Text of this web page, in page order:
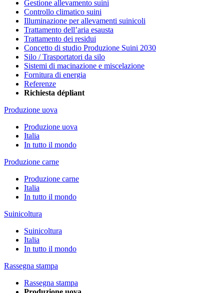
Gestione allevamento suini
Controllo climatico suini
Illuminazione per allevamenti suinicoli
Trattamento dell’aria esausta
Trattamento dei residui
Concetto di studio Produzione Suini 2030
Silo / Trasportatori da silo
Sistemi di macinazione e miscelazione
Fornitura di energia
Referenze
Richiesta dépliant
Produzione uova
Produzione uova
Italia
In tutto il mondo
Produzione carne
Produzione carne
Italia
In tutto il mondo
Suinicoltura
Suinicoltura
Italia
In tutto il mondo
Rassegna stampa
Rassegna stampa